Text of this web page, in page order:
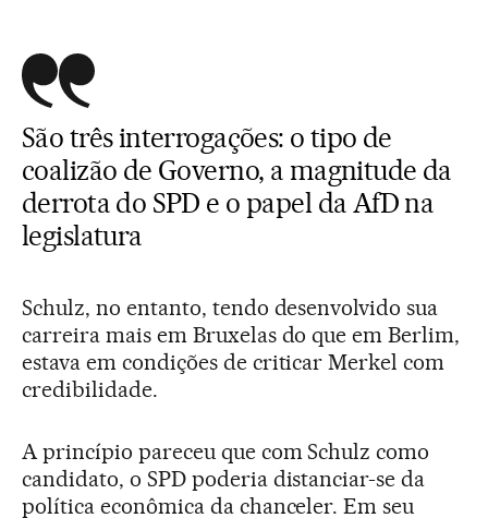
São três interrogações: o tipo de
coalizão de Governo, a magnitude da
derrota do SPD e o papel da AfD na
legislatura
Schulz, no entanto, tendo desenvolvido sua
carreira mais em Bruxelas do que em Berlim,
estava em condições de criticar Merkel com
credibilidade.
A princípio pareceu que com Schulz como
candidato, o SPD poderia distanciar-se da
política econômica da chanceler. Em seu